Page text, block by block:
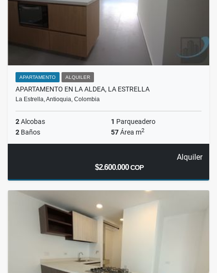
APARTAMENTO ALQUILER
APARTAMENTO EN LA ALDEA, LA ESTRELLA
La Estrella, Antioquia, Colombia
2Alcobas 1 Parqueadero
2 Baños 57Área m2
Alquiler
$2.600.000COP